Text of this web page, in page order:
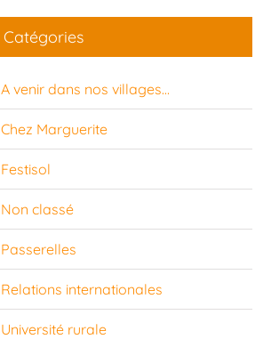
24 25 26
4
Catégories
A venir dans nos villages…
Chez Marguerite
Festisol
Non classé
Passerelles
Relations internationales
Université rurale